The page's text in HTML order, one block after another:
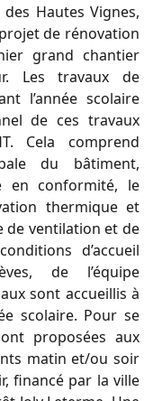
Hautes Vignes,
de rénovation
grand chantier
Les travaux de
l’année scolaire
de ces travaux
Cela comprend
du bâtiment,
en conformité, le
thermique et
de ventilation et de
d’accueil
de l’équipe
sont accueillis à
scolaire. Pour se
proposées aux
matin et/ou soir
financé par la ville